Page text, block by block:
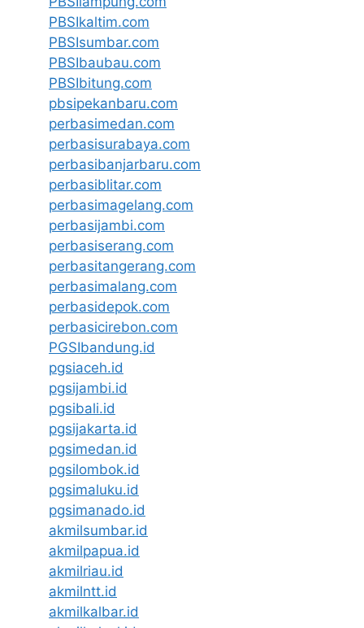
PBSIkaltim.com
PBSIsumbar.com
PBSIbaubau.com
PBSIbitung.com
pbsipekanbaru.com
perbasimedan.com
perbasisurabaya.com
perbasibanjarbaru.com
perbasiblitar.com
perbasimagelang.com
perbasijambi.com
perbasiserang.com
perbasitangerang.com
perbasimalang.com
perbasidepok.com
perbasicirebon.com
PGSIbandung.id
pgsiaceh.id
pgsijambi.id
pgsibali.id
pgsijakarta.id
pgsimedan.id
pgsilombok.id
pgsimaluku.id
pgsimanado.id
akmilsumbar.id
akmilpapua.id
akmilriau.id
akmilntt.id
akmilkalbar.id